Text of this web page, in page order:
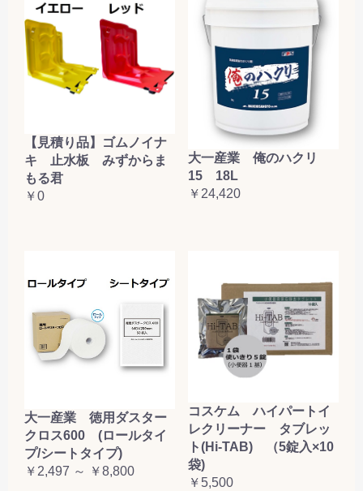
【見積り品】ゴムノイナ
キ 止水板 みずからま
もる君
￥0
大一産業 俺のハクリ
15 18L
￥24,420
大一産業 徳用ダスター
クロス600 (ロールタイ
プ/シートタイプ)
￥2,497 ～ ￥8,800
コスケム ハイパートイ
レクリーナー タブレッ
ト(Hi-TAB) （5錠入×10
袋)
￥5,500